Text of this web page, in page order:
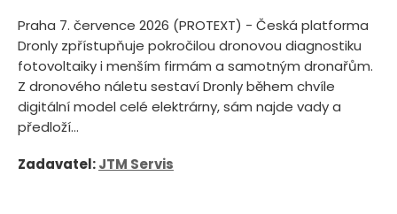
Praha 7. července 2026 (PROTEXT) - Česká platforma
Dronly zpřístupňuje pokročilou dronovou diagnostiku
fotovoltaiky i menším firmám a samotným dronařům.
Z dronového náletu sestaví Dronly během chvíle
digitální model celé elektrárny, sám najde vady a
předloží...
Zadavatel:JTM Servis